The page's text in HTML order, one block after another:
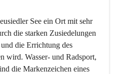
See ein Ort mit sehr
die starken Zusiedelungen
die Errichtung des
wird. Wasser- und Radsport,
die Markenzeichen eines